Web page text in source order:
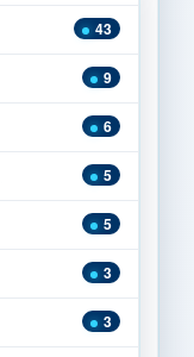
43
9
6
5
5
3
3